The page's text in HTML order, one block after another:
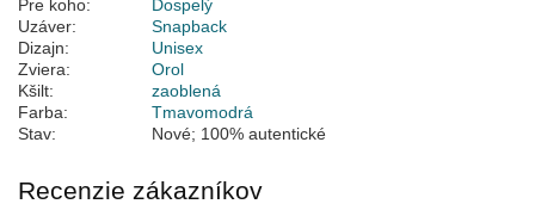
Pre koho:
Dospelý
Uzáver:
Snapback
Dizajn:
Unisex
Zviera:
Orol
Kšilt:
zaoblená
Farba:
Tmavomodrá
Stav:
Nové; 100% autentické
Recenzie zákazníkov